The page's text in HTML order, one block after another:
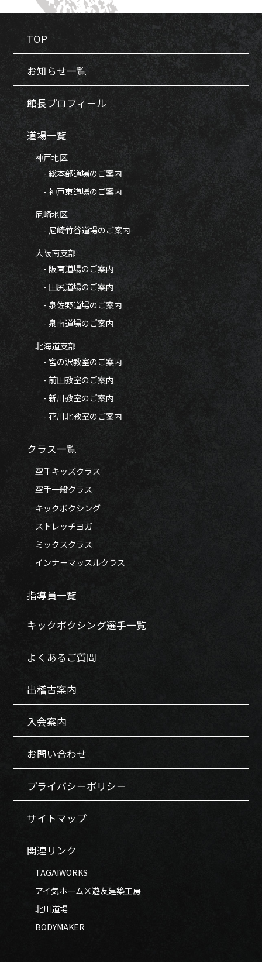
TOP
お知らせ一覧
館長プロフィール
道場一覧
神戸地区
- 総本部道場のご案内
- 神戸東道場のご案内
尼崎地区
- 尼崎竹谷道場のご案内
大阪南支部
- 阪南道場のご案内
- 田尻道場のご案内
- 泉佐野道場のご案内
- 泉南道場のご案内
北海道支部
- 宮の沢教室のご案内
- 前田教室のご案内
- 新川教室のご案内
- 花川北教室のご案内
クラス一覧
空手キッズクラス
空手一般クラス
キックボクシング
ストレッチヨガ
ミックスクラス
インナーマッスルクラス
指導員一覧
キックボクシング選手一覧
よくあるご質問
出稽古案内
入会案内
お問い合わせ
プライバシーポリシー
サイトマップ
関連リンク
TAGAIWORKS
アイ気ホーム×遊友建築工房
北川道場
BODYMAKER